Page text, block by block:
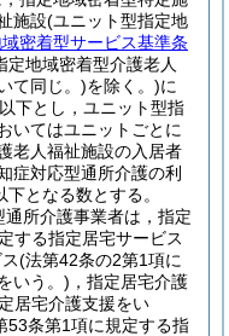
施設(ユニット型指定地
密着型サービス基準条
定地域密着型介護老人
て同じ。)を除く。)に
下とし，ユニット型指
いてはユニットごとに
老人福祉施設の入居者
症対応型通所介護の利
となる数とする。
所介護事業者は，指定
する指定居宅サービス
(法第42条の2第1項に
いう。) ，指定居宅介護
居宅介護支援をい
53条第1項に規定する指